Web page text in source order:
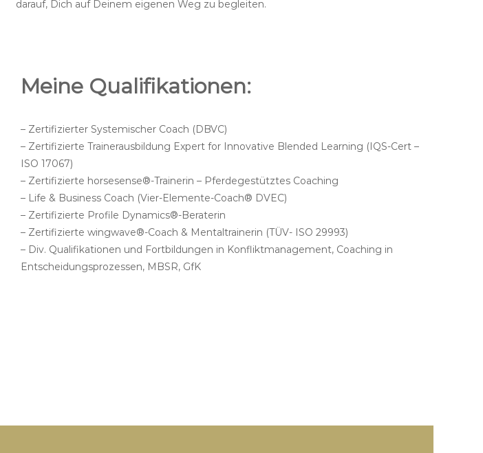
darauf, Dich auf Deinem eigenen Weg zu begleiten.
Meine Qualifikationen:
– Zertifizierter Systemischer Coach (DBVC)
– Zertifizierte Trainerausbildung Expert for Innovative Blended Learning (IQS-Cert –
ISO 17067)
– Zertifizierte horsesense®-Trainerin – Pferdegestütztes Coaching
– Life & Business Coach (Vier-Elemente-Coach® DVEC)
– Zertifizierte Profile Dynamics®-Beraterin
– Zertifizierte wingwave®-Coach & Mentaltrainerin (TÜV- ISO 29993)
– Div. Qualifikationen und Fortbildungen in Konfliktmanagement, Coaching in
Entscheidungsprozessen, MBSR, GfK